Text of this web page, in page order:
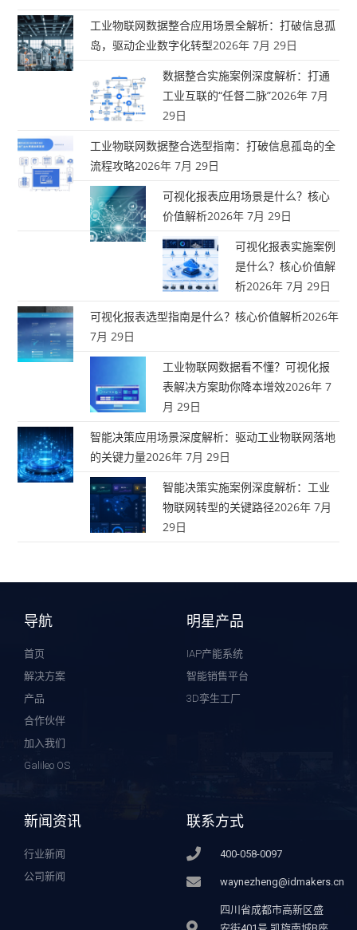
工业物联网数据整合应用场景全解析：打破信息孤
岛，驱动企业数字化转型2026年 7月 29日
数据整合实施案例深度解析：打通
工业互联的“任督二脉”2026年 7月
29日
工业物联网数据整合选型指南：打破信息孤岛的全
流程攻略2026年 7月 29日
可视化报表应用场景是什么？核心
价值解析2026年 7月 29日
可视化报表实施案例
是什么？核心价值解
析2026年 7月 29日
可视化报表选型指南是什么？核心价值解析2026年
7月 29日
工业物联网数据看不懂？可视化报
表解决方案助你降本增效2026年 7
月 29日
智能决策应用场景深度解析：驱动工业物联网落地
的关键力量2026年 7月 29日
智能决策实施案例深度解析：工业
物联网转型的关键路径2026年 7月
29日
导航
首页
解决方案
产品
合作伙伴
加入我们
Galileo OS
明星产品
IAP产能系统
智能销售平台
3D孪生工厂
新闻资讯
行业新闻
公司新闻
联系方式
400-058-0097
waynezheng@idmakers.cn
四川省成都市高新区盛